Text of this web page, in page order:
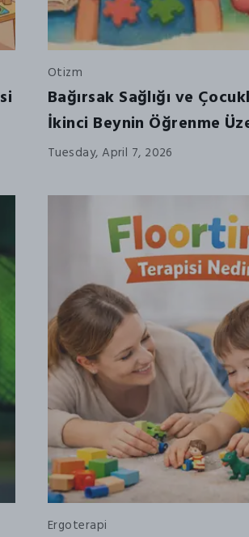
Otizm
Bağırsak Sağlığı ve
İkinci Beynin Öğrenme
Tuesday, April 7, 2026
Ergoterapi